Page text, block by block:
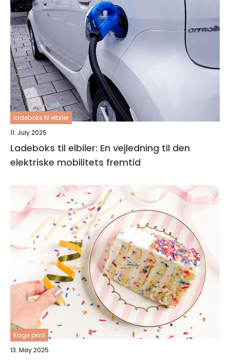
ladeboks til elbiler
11. July 2025
Ladeboks til elbiler: En vejledning til den
elektriske mobilitets fremtid
Kage print
13. May 2025